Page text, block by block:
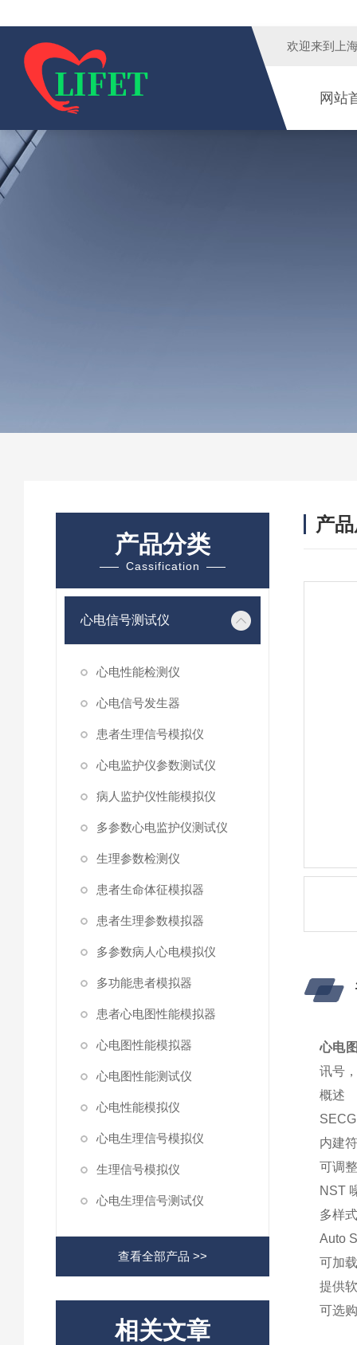
欢迎来到 上
网站
产品分类
Cassification
心电信号测试仪
心电性能检测仪
心电信号发生器
患者生理信号模拟仪
心电监护仪参数测试仪
病人监护仪性能模拟仪
多参数心电监护仪测试仪
生理参数检测仪
患者生命体征模拟器
患者生理参数模拟器
多参数病人心电模拟仪
多功能患者模拟器
患者心电图性能模拟器
心电图性能模拟器
心电图性能测试仪
心电性能模拟仪
心电生理信号模拟仪
生理信号模拟仪
心电生理信号测试仪
查看全部产品 >>
相关文章
产
心电
讯号
概述
内建
可调
NST
多样
Auto
可加
提供
可选